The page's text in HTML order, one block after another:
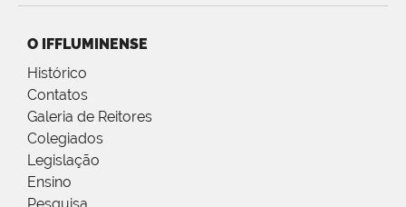
O IFFLUMINENSE
Histórico
Contatos
Galeria de Reitores
Colegiados
Legislação
Ensino